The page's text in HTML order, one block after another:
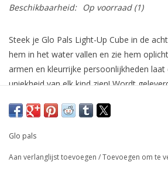
Beschikbaarheid: Op voorraad(1)
Steek je Glo Pals Light-Up Cube in de
hem in het water vallen en zie hem
armen en kleurrijke persoonlijkheden laat
uniekheid van elk kind zien! Wordt
Glo pals
Aan verlanglijst toevoegen /Toevoegen om te